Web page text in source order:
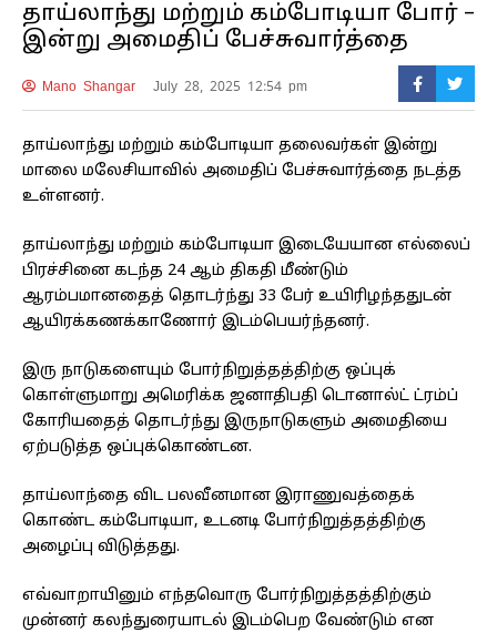
தாய்லாந்து மற்றும் கம்போடியா போர் –
இன்று அமைதிப் பேச்சுவார்த்தை
Mano Shangar July 28, 2025 12:54 pm
தாய்லாந்து மற்றும் கம்போடியா தலைவர்கள் இன்று
மாலை மலேசியாவில் அமைதிப் பேச்சுவார்த்தை நடத்த
உள்ளனர்.
தாய்லாந்து மற்றும் கம்போடியா இடையேயான எல்லைப்
பிரச்சினை கடந்த 24 ஆம் திகதி மீண்டும்
ஆரம்பமானதைத் தொடர்ந்து 33 பேர் உயிரிழந்ததுடன்
ஆயிரக்கணக்காணோர் இடம்பெயர்ந்தனர்.
இரு நாடுகளையும் போர்நிறுத்தத்திற்கு ஒப்புக்
கொள்ளுமாறு அமெரிக்க ஜனாதிபதி டொனால்ட் ட்ரம்ப்
கோரியதைத் தொடர்ந்து இருநாடுகளும் அமைதியை
ஏற்படுத்த ஒப்புக்கொண்டன.
தாய்லாந்தை விட பலவீனமான இராணுவத்தைக்
கொண்ட கம்போடியா, உடனடி போர்நிறுத்தத்திற்கு
அழைப்பு விடுத்தது.
எவ்வாறாயினும் எந்தவொரு போர்நிறுத்தத்திற்கும்
முன்னர் கலந்துரையாடல் இடம்பெற வேண்டும் என